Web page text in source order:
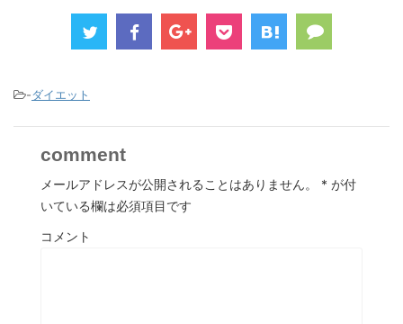
-ダイエット
comment
メールアドレスが公開されることはありません。 * が付
いている欄は必須項目です
コメント